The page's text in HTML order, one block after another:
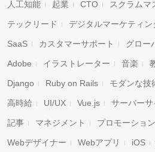
人工知能 起業 CTO スクラムマ
テックリード デジタルマーケティン
SaaS カスタマーサポート グロー
Adobe イラストレーター 音楽
Django Ruby on Rails モダンな技
高時給 UI/UX Vue.js サーバーサ
記事 マネジメント プロモーション
Webデザイナー Webアプリ iOS